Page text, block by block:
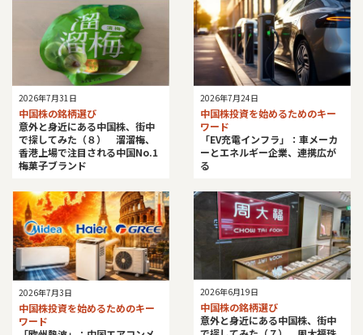
2026年7月31日
中国株の銘柄選び
意外と身近にある中国株、街中
で探してみた（８） 溜溜梅、
香港上場で注目される中国No.1
梅菓子ブランド
2026年7月24日
中国株投資を始めるためのキー
ワード
「EV充電インフラ」：車メーカ
ーとエネルギー企業、連携広が
る
2026年7月3日
中国株投資を始めるためのキー
ワード
2026年6月19日
中国株の銘柄選び
意外と身近にある中国株、街中